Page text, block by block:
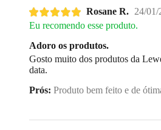
Rosane R. 24/01/
Eu recomendo esse produto.
Adoro os produtos.
Gosto muito dos produtos da
data.
Prós: Produto bem feito e de